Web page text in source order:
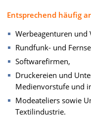
Entsprechend häufig
Werbeagenturen und
Rundfunk- und
Softwarefirmen,
Druckereien und
Medienvorstufe und
Modeateliers sowie
Textilindustrie.